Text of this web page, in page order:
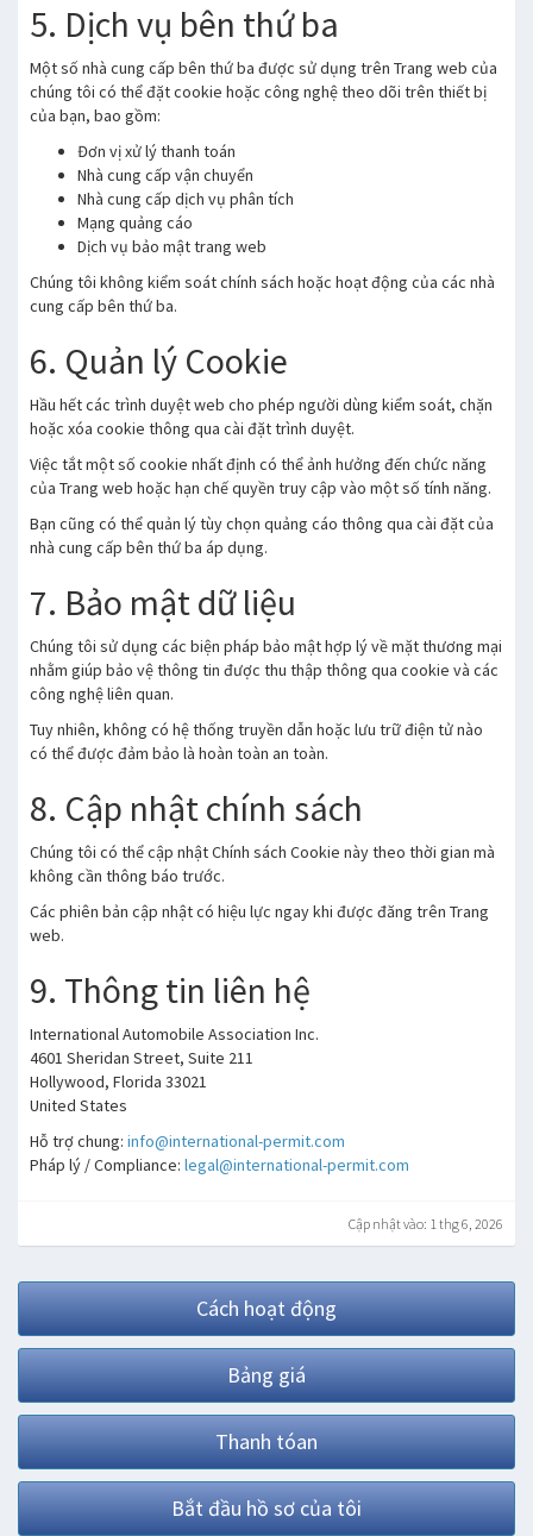
5. Dịch vụ bên thứ ba
Một số nhà cung cấp bên thứ ba được sử dụng trên Trang web của
chúng tôi có thể đặt cookie hoặc công nghệ theo dõi trên thiết bị
của bạn, bao gồm:
Đơn vị xử lý thanh toán
Nhà cung cấp vận chuyển
Nhà cung cấp dịch vụ phân tích
Mạng quảng cáo
Dịch vụ bảo mật trang web
Chúng tôi không kiểm soát chính sách hoặc hoạt động của các nhà
cung cấp bên thứ ba.
6. Quản lý Cookie
Hầu hết các trình duyệt web cho phép người dùng kiểm soát, chặn
hoặc xóa cookie thông qua cài đặt trình duyệt.
Việc tắt một số cookie nhất định có thể ảnh hưởng đến chức năng
của Trang web hoặc hạn chế quyền truy cập vào một số tính năng.
Bạn cũng có thể quản lý tùy chọn quảng cáo thông qua cài đặt của
nhà cung cấp bên thứ ba áp dụng.
7. Bảo mật dữ liệu
Chúng tôi sử dụng các biện pháp bảo mật hợp lý về mặt thương mại
nhằm giúp bảo vệ thông tin được thu thập thông qua cookie và các
công nghệ liên quan.
Tuy nhiên, không có hệ thống truyền dẫn hoặc lưu trữ điện tử nào
có thể được đảm bảo là hoàn toàn an toàn.
8. Cập nhật chính sách
Chúng tôi có thể cập nhật Chính sách Cookie này theo thời gian mà
không cần thông báo trước.
Các phiên bản cập nhật có hiệu lực ngay khi được đăng trên Trang
web.
9. Thông tin liên hệ
International Automobile Association Inc.
4601 Sheridan Street, Suite 211
Hollywood, Florida 33021
United States
Hỗ trợ chung: info@international-permit.com
Pháp lý / Compliance: legal@international-permit.com
Cập nhật vào: 1 thg 6, 2026
Cách hoạt động
Bảng giá
Thanh tóan
Bắt đầu hồ sơ của tôi